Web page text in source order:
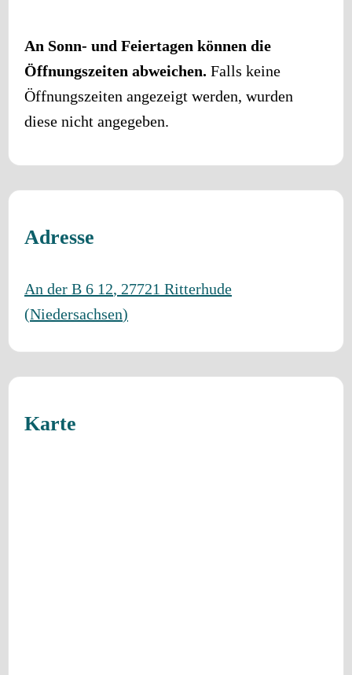
An Sonn- und Feiertagen können die
Öffnungszeiten abweichen. Falls keine
Öffnungszeiten angezeigt werden, wurden
diese nicht angegeben.
Adresse
An der B 6 12, 27721 Ritterhude
(Niedersachsen)
Karte